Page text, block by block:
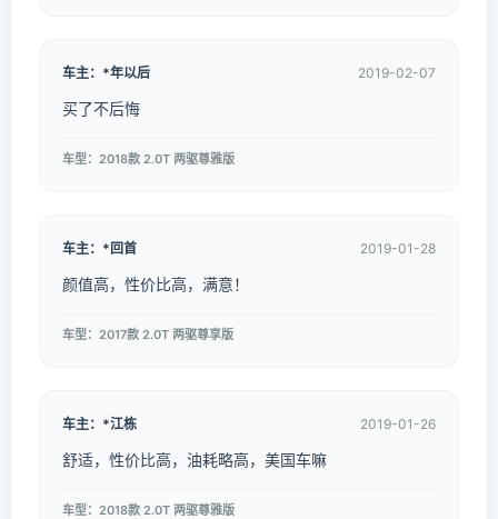
车主：*年以后 2019-02-07
买了不后悔
车型：2018款 2.0T 两驱尊雅版
车主：*回首 2019-01-28
颜值高，性价比高，满意！
车型：2017款 2.0T 两驱尊享版
车主：*江栋 2019-01-26
舒适，性价比高，油耗略高，美国车嘛
车型：2018款 2.0T 两驱尊雅版